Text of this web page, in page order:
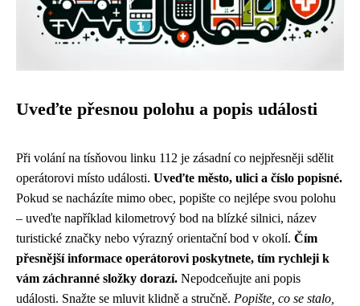
Uveďte přesnou polohu a popis události
Při volání na tísňovou linku 112 je zásadní co nejpřesněji sdělit
operátorovi místo události. Uveďte město, ulici a číslo popisné.
Pokud se nacházíte mimo obec, popište co nejlépe svou polohu
– uveďte například kilometrový bod na blízké silnici, název
turistické značky nebo výrazný orientační bod v okolí. Čím
přesnější informace operátorovi poskytnete, tím rychleji k
vám záchranné složky dorazí. Nepodceňujte ani popis
události. Snažte se mluvit klidně a stručně. Popište, co se stalo,